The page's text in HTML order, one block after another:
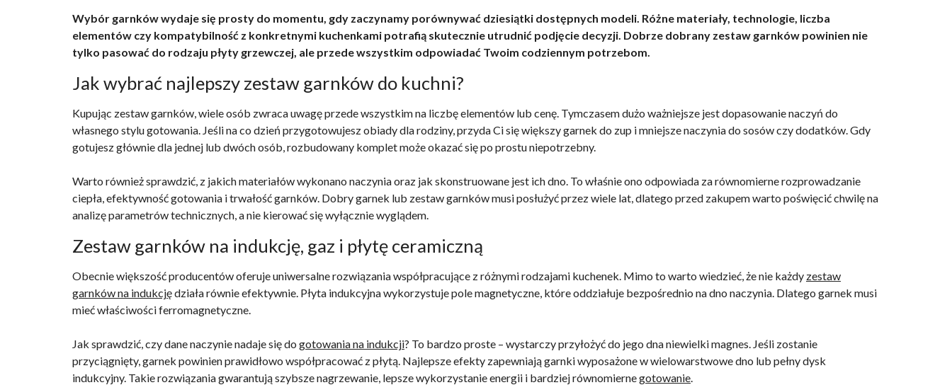
Wybór garnków wydaje się prosty do momentu, gdy zaczynamy porównywać dziesiątki dostępnych modeli. Różne materiały, technologie, liczba
elementów czy kompatybilność z konkretnymi kuchenkami potrafią skutecznie utrudnić podjęcie decyzji. Dobrze dobrany zestaw garnków powinien nie
tylko pasować do rodzaju płyty grzewczej, ale przede wszystkim odpowiadać Twoim codziennym potrzebom.
Jak wybrać najlepszy zestaw garnków do kuchni?
Kupując zestaw garnków, wiele osób zwraca uwagę przede wszystkim na liczbę elementów lub cenę. Tymczasem dużo ważniejsze jest dopasowanie naczyń do
własnego stylu gotowania. Jeśli na co dzień przygotowujesz obiady dla rodziny, przyda Ci się większy garnek do zup i mniejsze naczynia do sosów czy dodatków. Gdy
gotujesz głównie dla jednej lub dwóch osób, rozbudowany komplet może okazać się po prostu niepotrzebny.
Warto również sprawdzić, z jakich materiałów wykonano naczynia oraz jak skonstruowane jest ich dno. To właśnie ono odpowiada za równomierne rozprowadzanie
ciepła, efektywność gotowania i trwałość garnków. Dobry garnek lub zestaw garnków musi posłużyć przez wiele lat, dlatego przed zakupem warto poświęcić chwilę na
analizę parametrów technicznych, a nie kierować się wyłącznie wyglądem.
Zestaw garnków na indukcję, gaz i płytę ceramiczną
Obecnie większość producentów oferuje uniwersalne rozwiązania współpracujące z różnymi rodzajami kuchenek. Mimo to warto wiedzieć, że nie każdy zestaw
garnków na indukcjędziała równie efektywnie. Płyta indukcyjna wykorzystuje pole magnetyczne, które oddziałuje bezpośrednio na dno naczynia. Dlatego garnek musi
mieć właściwości ferromagnetyczne.
Jak sprawdzić, czy dane naczynie nadaje się do gotowania na indukcji? To bardzo proste – wystarczy przyłożyć do jego dna niewielki magnes. Jeśli zostanie
przyciągnięty, garnek powinien prawidłowo współpracować z płytą. Najlepsze efekty zapewniają garnki wyposażone w wielowarstwowe dno lub pełny dysk
indukcyjny. Takie rozwiązania gwarantują szybsze nagrzewanie, lepsze wykorzystanie energii i bardziej równomiernegotowanie.